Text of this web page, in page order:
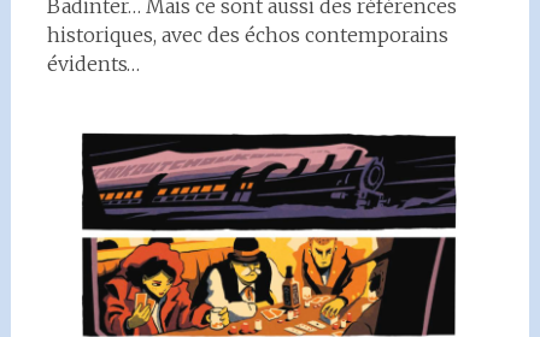
Badinter… Mais ce sont aussi des références
historiques, avec des échos contemporains
évidents…